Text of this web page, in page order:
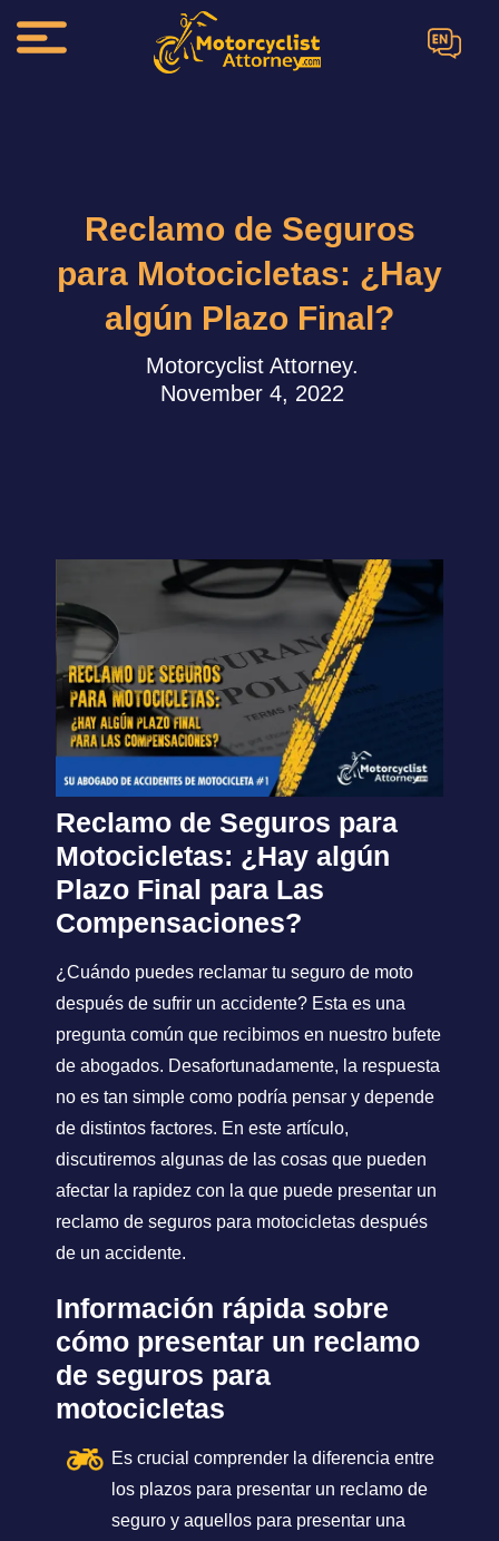
EN
Reclamo de Seguros
para Motocicletas: ¿Hay
algún Plazo Final?
Motorcyclist Attorney.
November 4, 2022
Reclamo de Seguros para
Motocicletas: ¿Hay algún
Plazo Final para Las
Compensaciones?
¿Cuándo puedes reclamar tu seguro de moto
después de sufrir un accidente? Esta es una
pregunta común que recibimos en nuestro bufete
de abogados. Desafortunadamente, la respuesta
no es tan simple como podría pensar y depende
de distintos factores. En este artículo,
discutiremos algunas de las cosas que pueden
afectar la rapidez con la que puede presentar un
reclamo de seguros para motocicletas después
de un accidente.
Información rápida sobre
cómo presentar un reclamo
de seguros para
motocicletas
Es crucial comprender la diferencia entre
los plazos para presentar un reclamo de
seguro y aquellos para presentar una